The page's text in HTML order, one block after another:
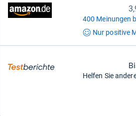
400 Meinungen
Nur positive
Helfen Sie